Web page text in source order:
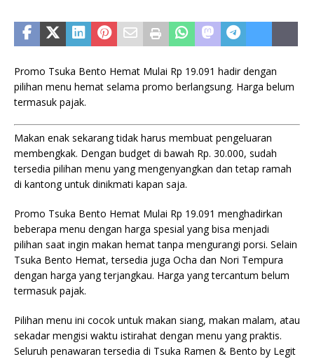
Promo Tsuka Bento Hemat Mulai Rp 19.091 hadir dengan
pilihan menu hemat selama promo berlangsung. Harga belum
termasuk pajak.
Makan enak sekarang tidak harus membuat pengeluaran
membengkak. Dengan budget di bawah Rp. 30.000, sudah
tersedia pilihan menu yang mengenyangkan dan tetap ramah
di kantong untuk dinikmati kapan saja.
Promo Tsuka Bento Hemat Mulai Rp 19.091 menghadirkan
beberapa menu dengan harga spesial yang bisa menjadi
pilihan saat ingin makan hemat tanpa mengurangi porsi. Selain
Tsuka Bento Hemat, tersedia juga Ocha dan Nori Tempura
dengan harga yang terjangkau. Harga yang tercantum belum
termasuk pajak.
Pilihan menu ini cocok untuk makan siang, makan malam, atau
sekadar mengisi waktu istirahat dengan menu yang praktis.
Seluruh penawaran tersedia di Tsuka Ramen & Bento by Legit